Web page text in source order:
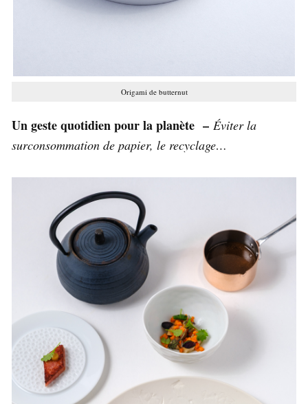
Origami de butternut
Un geste quotidien pour la planète – Éviter la
surconsommation de papier, le recyclage…